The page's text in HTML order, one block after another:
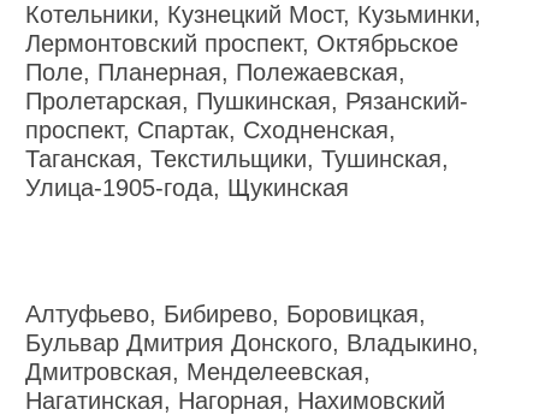
Котельники, Кузнецкий Мост, Кузьминки,
Лермонтовский проспект, Октябрьское
Поле, Планерная, Полежаевская,
Пролетарская, Пушкинская, Рязанский-
проспект, Спартак, Сходненская,
Таганская, Текстильщики, Тушинская,
Улица-1905-года, Щукинская
Алтуфьево, Бибирево, Боровицкая,
Бульвар Дмитрия Донского, Владыкино,
Дмитровская, Менделеевская,
Нагатинская, Нагорная, Нахимовский